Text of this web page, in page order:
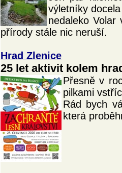
výletníky
nedaleko
přírody stále nic neruší.
Hrad Zlenice
25 let aktivit kolem
Přesně v
pilkami
Rád bych
která